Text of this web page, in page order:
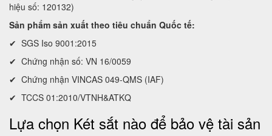
hiệu số: 120132)
Sản phẩm sản xuất theo tiêu chuẩn Quốc tế:
✔ SGS Iso 9001:2015
✔ Chứng nhận số: VN 16/0059
✔ Chứng nhận VINCAS 049-QMS (IAF)
✔ TCCS 01:2010/VTNH&ATKQ
Lựa chọn Két sắt nào để bảo vệ tài sản